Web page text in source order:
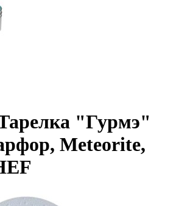
"Гурмэ"
Meteorite,